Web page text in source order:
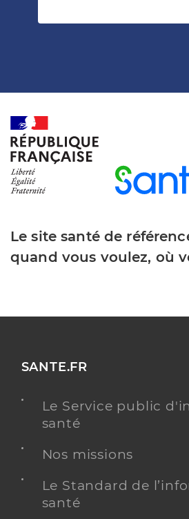
Le site santé de
quand vous voulez, où
SANTE.FR
Le Service public
santé
Nos missions
Le Standard de
santé